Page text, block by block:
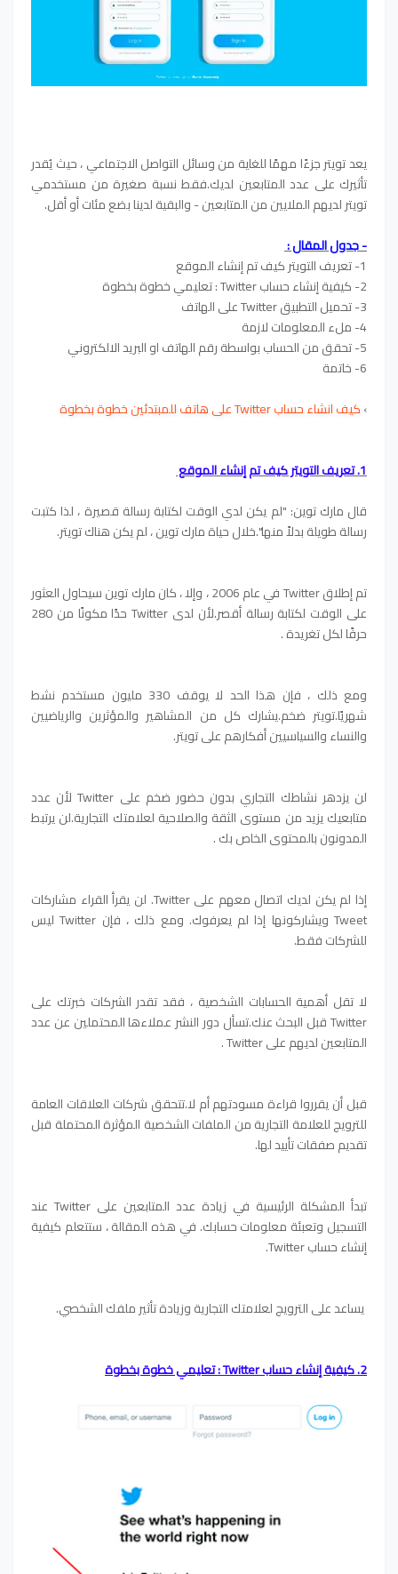
يعد تويتر جزءًا مهمًا للغاية من وسائل التواصل الاجتماعي ، حيث يُقدر
تأثيرك على عدد المتابعين لديك.فقط نسبة صغيرة من مستخدمي
تويتر لديهم الملايين من المتابعين - والبقية لدينا بضع مئات أو أقل.
- جدول المقال :
1- تعريف التويتر كيف تم إنشاء الموقع
2- كيفية إنشاء حساب Twitter : تعليمي خطوة بخطوة
3- تحميل التطبيق Twitter على الهاتف
4- ملء المعلومات لازمة
5- تحقق من الحساب بواسطة رقم الهاتف او البريد الالكتروني
6- خاتمة
›كيف انشاء حساب Twitter على هاتف للمبتدئين خطوة بخطوة
1. تعريف التويتر كيف تم إنشاء الموقع
قال مارك توين: "لم يكن لدي الوقت لكتابة رسالة قصيرة ، لذا كتبت
رسالة طويلة بدلاً منها".خلال حياة مارك توين ، لم يكن هناك تويتر.
تم إطلاق Twitter في عام 2006 ، وإلا ، كان مارك توين سيحاول العثور
على الوقت لكتابة رسالة أقصر.لأن لدى Twitter حدًا مكونًا من 280
حرفًا لكل تغريدة .
ومع ذلك ، فإن هذا الحد لا يوقف 330 مليون مستخدم نشط
شهريًا.تويتر ضخم.يشارك كل من المشاهير والمؤثرين والرياضيين
والنساء والسياسيين أفكارهم على تويتر.
لن يزدهر نشاطك التجاري بدون حضور ضخم على Twitter لأن عدد
متابعيك يزيد من مستوى الثقة والصلاحية لعلامتك التجارية.لن يرتبط
المدونون بالمحتوى الخاص بك .
إذا لم يكن لديك اتصال معهم على Twitter. لن يقرأ القراء مشاركات
Tweet ويشاركونها إذا لم يعرفوك. ومع ذلك ، فإن Twitter ليس
للشركات فقط.
لا تقل أهمية الحسابات الشخصية ، فقد تقدر الشركات خبرتك على
Twitter قبل البحث عنك.تسأل دور النشر عملاءها المحتملين عن عدد
المتابعين لديهم على Twitter .
قبل أن يقرروا قراءة مسودتهم أم لا.تتحقق شركات العلاقات العامة
للترويج للعلامة التجارية من الملفات الشخصية المؤثرة المحتملة قبل
تقديم صفقات تأييد لها.
تبدأ المشكلة الرئيسية في زيادة عدد المتابعين على Twitter عند
التسجيل وتعبئة معلومات حسابك. في هذه المقالة ، ستتعلم كيفية
إنشاء حساب Twitter.
يساعد على الترويج لعلامتك التجارية وزيادة تأثير ملفك الشخصي.
2. كيفية إنشاء حساب Twitter : تعليمي خطوة بخطوة